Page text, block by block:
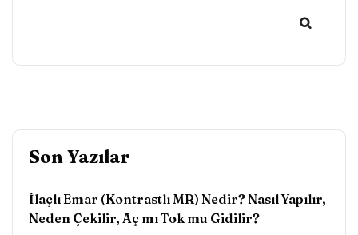
Son Yazılar
İlaçlı Emar (Kontrastlı MR) Nedir? Nasıl Yapılır,
Neden Çekilir, Aç mı Tok mu Gidilir?